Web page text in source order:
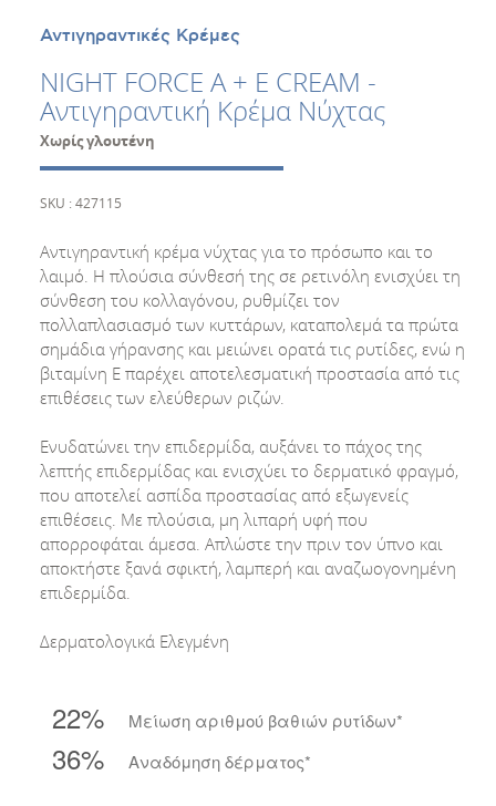
Αντιγηραντικές Κρέμες
NIGHT FORCE A + E CREAM -
Αντιγηραντική Κρέμα Νύχτας
Χωρίς γλουτένη
SKU : 427115
Αντιγηραντική κρέμα νύχτας για το πρόσωπο και το
λαιμό. Η πλούσια σύνθεσή της σε ρετινόλη ενισχύει τη
σύνθεση του κολλαγόνου, ρυθμίζει τον
πολλαπλασιασμό των κυττάρων, καταπολεμά τα πρώτα
σημάδια γήρανσης και μειώνει ορατά τις ρυτίδες, ενώ η
βιταμίνη Ε παρέχει αποτελεσματική προστασία από τις
επιθέσεις των ελεύθερων ριζών.
Ενυδατώνει την επιδερμίδα, αυξάνει το πάχος της
λεπτής επιδερμίδας και ενισχύει το δερματικό φραγμό,
που αποτελεί ασπίδα προστασίας από εξωγενείς
επιθέσεις. Με πλούσια, μη λιπαρή υφή που
απορροφάται άμεσα. Απλώστε την πριν τον ύπνο και
αποκτήστε ξανά σφικτή, λαμπερή και αναζωογονημένη
επιδερμίδα.
Δερματολογικά Ελεγμένη
22% Μείωση αριθμού βαθιών ρυτίδων*
36% Αναδόμηση δέρματος*